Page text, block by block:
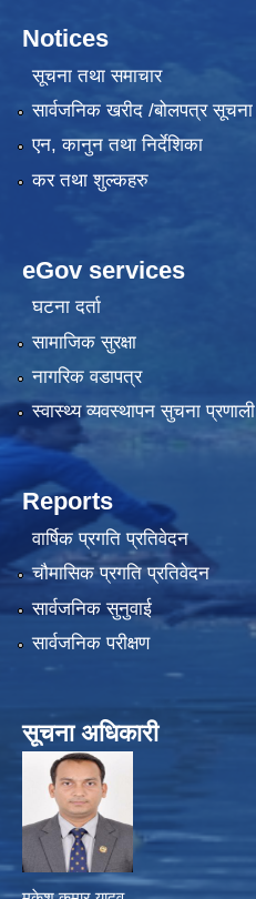
Notices
सूचना तथा समाचार
सार्वजनिक खरीद /बोलपत्र सूचना
एन, कानुन तथा निर्देशिका
कर तथा शुल्कहरु
eGov services
घटना दर्ता
सामाजिक सुरक्षा
नागरिक वडापत्र
स्वास्थ्य व्यवस्थापन सुचना प्रणाली
Reports
वार्षिक प्रगति प्रतिवेदन
चौमासिक प्रगति प्रतिवेदन
सार्वजनिक सुनुवाई
सार्वजनिक परीक्षण
सूचना अधिकारी